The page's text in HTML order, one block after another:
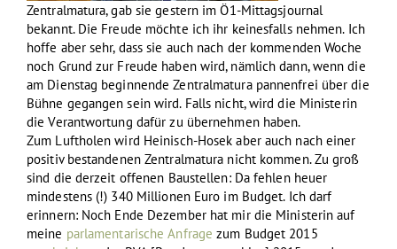
Zentralmatura, gab sie gestern im Ö1-Mittagsjournal
bekannt. Die Freude möchte ich ihr keinesfalls nehmen. Ich
hoffe aber sehr, dass sie auch nach der kommenden Woche
noch Grund zur Freude haben wird, nämlich dann, wenn die
am Dienstag beginnende Zentralmatura pannenfrei über die
Bühne gegangen sein wird. Falls nicht, wird die Ministerin
die Verantwortung dafür zu übernehmen haben.
Zum Luftholen wird Heinisch-Hosek aber auch nach einer
positiv bestandenen Zentralmatura nicht kommen. Zu groß
sind die derzeit offenen Baustellen: Da fehlen heuer
mindestens (!) 340 Millionen Euro im Budget. Ich darf
erinnern: Noch Ende Dezember hat mir die Ministerin auf
meine parlamentarische Anfrage zum Budget 2015